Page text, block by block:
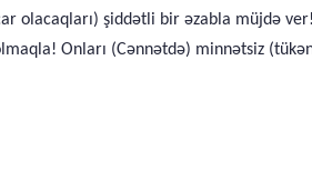
olacaqları) şiddətli bir əzabla müjdə ver!
Onları (Cənnətdə) minnətsiz